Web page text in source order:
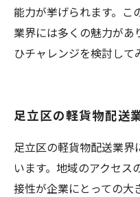
能力が挙げられます。こ
業界には多くの魅力があ
ひチャレンジを検討して
足立区の軽貨物配送
足立区の軽貨物配送業界
います。地域のアクセス
接性が企業にとっての大